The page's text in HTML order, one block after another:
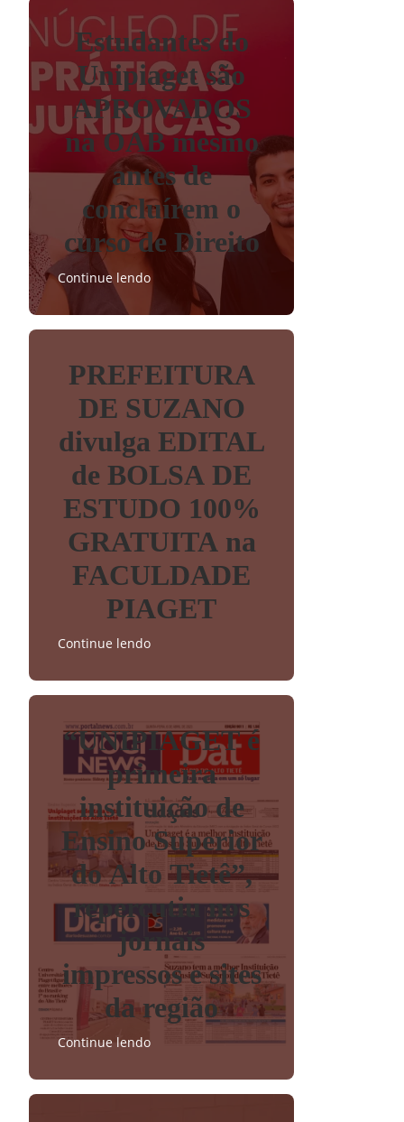
Estudantes do
Unipiaget são
APROVADOS
na OAB mesmo
antes de
concluírem o
curso de Direito
Continue lendo
PREFEITURA
DE SUZANO
divulga EDITAL
de BOLSA DE
ESTUDO 100%
GRATUITA na
FACULDADE
PIAGET
Continue lendo
“UNIPIAGET é
primeira
instituição de
Ensino Superior
do Alto Tietê”,
repercutiu nos
jornais
impressos e sites
da região
Continue lendo